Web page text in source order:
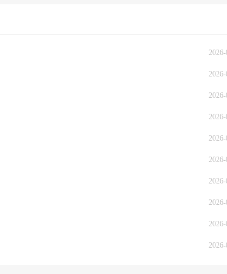
2026-
2026-
2026-
2026-
2026-
2026-
2026-
2026-
2026-
2026-